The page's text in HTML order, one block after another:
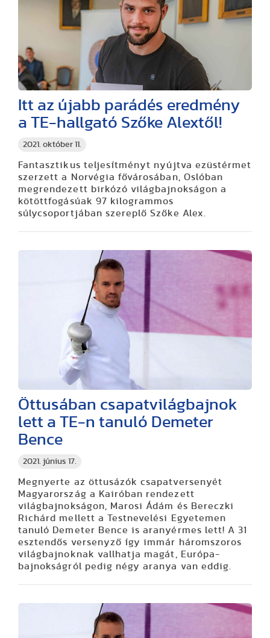
2021. október 11.
Itt az újabb parádés eredmény
a TE-hallgató Szőke Alextől!
Fantasztikus teljesítményt nyújtva ezüstérmet
szerzett a Norvégia fővárosában, Oslóban
megrendezett birkózó világbajnokságon a
kötöttfogásúak 97 kilogrammos
súlycsoportjában szereplő Szőke Alex.
2021. június 17.
Öttusában csapatvilágbajnok
lett a TE-n tanuló Demeter
Bence
Megnyerte az öttusázók csapatversenyét
Magyarország a Kairóban rendezett
világbajnokságon, Marosi Ádám és Bereczki
Richárd mellett a Testnevelési Egyetemen
tanuló Demeter Bence is aranyérmes lett! A 31
esztendős versenyző így immár háromszoros
világbajnoknak vallhatja magát, Európa-
bajnokságról pedig négy aranya van eddig.